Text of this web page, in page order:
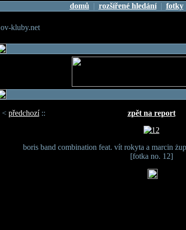
domů | rozšířené hledání| fotky
ov-kluby.net
< předchozí:: zpět na report
boris band combination feat. vít rokyta a marcin
[fotka no. 12]